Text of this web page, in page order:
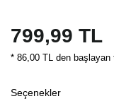
799,99 TL
* 86,00 TL den başlayan
Seçenekler